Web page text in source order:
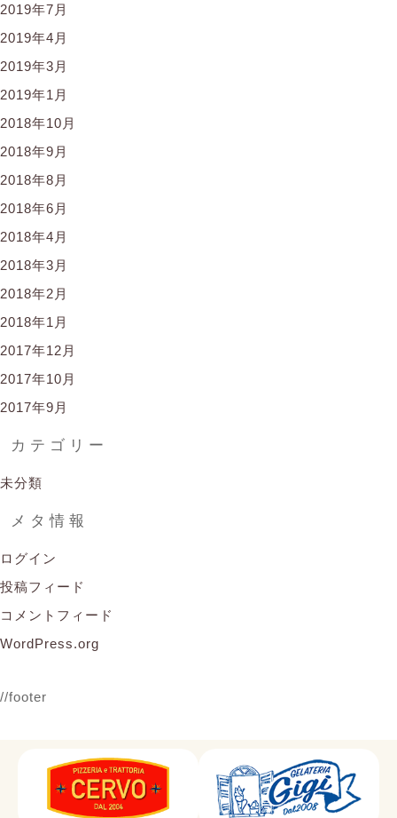
2019年7月
2019年4月
2019年3月
2019年1月
2018年10月
2018年9月
2018年8月
2018年6月
2018年4月
2018年3月
2018年2月
2018年1月
2017年12月
2017年10月
2017年9月
カテゴリー
未分類
メタ情報
ログイン
投稿フィード
コメントフィード
WordPress.org
//footer